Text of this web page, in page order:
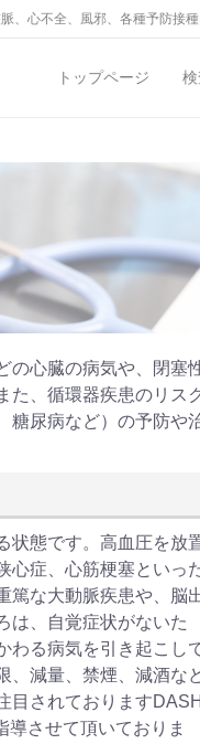
、心不全、風邪、各種予防接
トップページ
の心臓の病気や、閉塞
た、循環器疾患のリス
糖尿病など）の予防や
状態です。高血圧を放
心症、心筋梗塞といっ
篤な大動脈疾患や、脳
は、自覚症状がないた
わる病気を引き起こし
、減量、禁煙、減酒な
目されておりますDASH
導させて頂いておりま